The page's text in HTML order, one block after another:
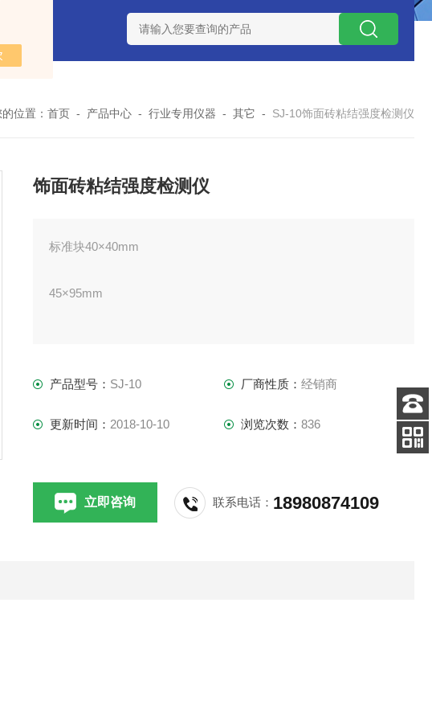
GAXT手持式单一气体检测仪 加拿大BW
位置： 首页 - 产品中心 - 行业专用仪器 - 其它 - SJ-10饰面砖粘结强度检测仪
饰面砖粘结强度检测仪
标准块40×40mm
45×95mm
行程10mm
Z大拉力10KN
产品型号： SJ-10 厂商性质： 经销商
更新时间： 2018-10-10 浏览次数： 836
立即咨询 联系电话： 18980874109
客服
电话